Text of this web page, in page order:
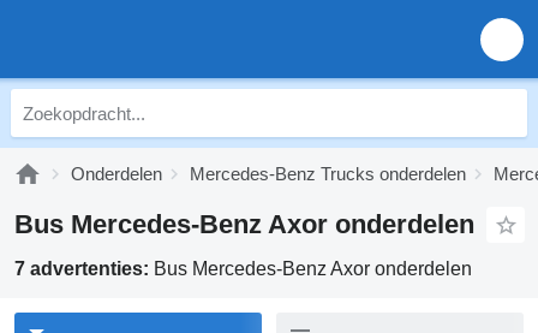
Onderdelen Mercedes-Benz Trucks onderdelen
Bus Mercedes-Benz Axor onderdelen
7 advertenties: Bus Mercedes-Benz Axor onderdelen